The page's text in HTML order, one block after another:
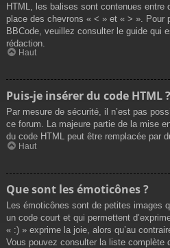
HTML, les balises sont contenues
place des chevrons « < » et « > ». Pour
BBCode, veuillez consulter le guide qui
rédaction.
Haut
Puis-je insérer du code HTML ?
Par mesure de sécurité, il n’est pas
ce forum. La majeure partie de la mise
du code HTML peut être remplacée par
Haut
Que sont les émoticônes ?
Les émoticônes sont de petites images
un code court et qui permettent
« :) » exprime la joie, alors qu’au
Vous pouvez consulter la liste complète